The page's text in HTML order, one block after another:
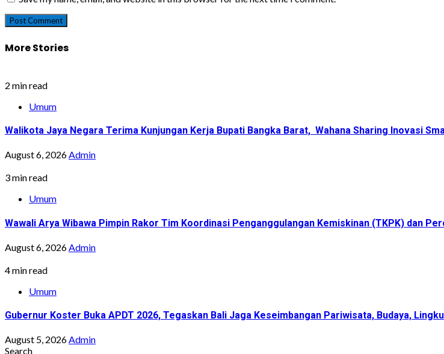
More Stories
2 min read
Umum
Walikota Jaya Negara Terima Kunjungan Kerja Bupati Bangka Barat, Wahana Sharing Inovasi
August 6, 2026Admin
3 min read
Umum
Wawali Arya Wibawa Pimpin Rakor Tim Koordinasi Penganggulangan Kemiskinan (TKPK) dan
August 6, 2026Admin
4 min read
Umum
Gubernur Koster Buka APDT 2026, Tegaskan Bali Jaga Keseimbangan Pariwisata, Budaya,
August 5, 2026Admin
Search